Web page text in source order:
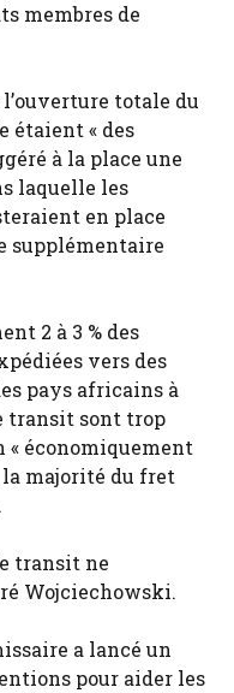
membres de
totale du
étaient « des
à la place une
laquelle les
en place
supplémentaire
2 à 3 % des
vers des
pays africains à
transit sont trop
« économiquement
la majorité du fret
transit ne
Wojciechowski.
a lancé un
pour aider les